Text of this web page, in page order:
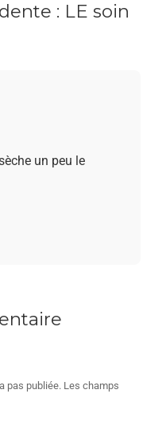
: LE soin
un peu le
pas publiée. Les champs